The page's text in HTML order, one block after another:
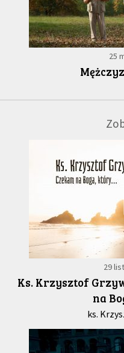
25
29
Ks. Krzysztof
na
ks.